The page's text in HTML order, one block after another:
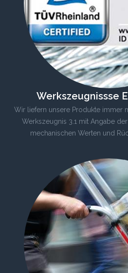
Werkszeugnissse
Wir liefern unsere Produkte immer
Werkszeugnis 3.1 mit Angabe
mechanischen Werten und